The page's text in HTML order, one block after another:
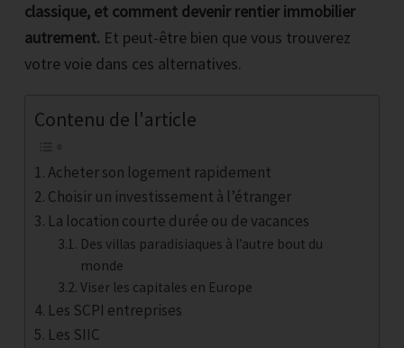
classique, et comment devenir rentier immobilier
autrement. Et peut-être bien que vous trouverez
votre voie dans ces alternatives.
Contenu de l'article
Acheter son logement rapidement
Choisir un investissement à l’étranger
La location courte durée ou de vacances
Des villas paradisiaques à l’autre bout du
monde
Viser les capitales en Europe
Les SCPI entreprises
Les SIIC